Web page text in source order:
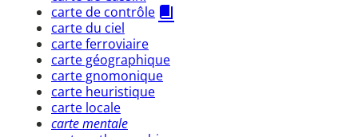
carte de contrôle
carte du ciel
carte ferroviaire
carte géographique
carte gnomonique
carte heuristique
carte locale
carte mentale